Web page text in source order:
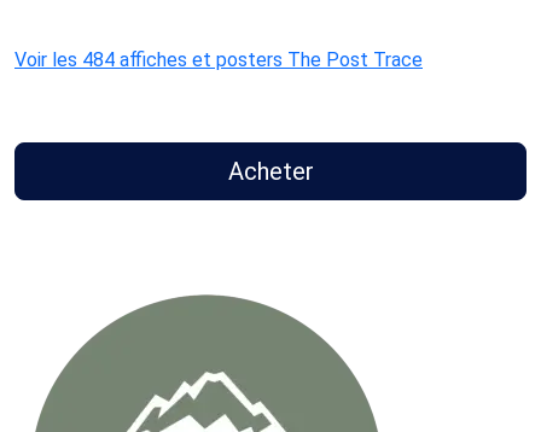
Voir les 484 affiches et posters The Post Trace
Acheter